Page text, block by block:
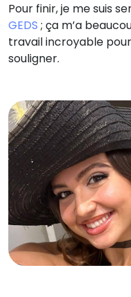
Pour finir, je me suis
GEDS ; ça m’a
travail incroyable
souligner.